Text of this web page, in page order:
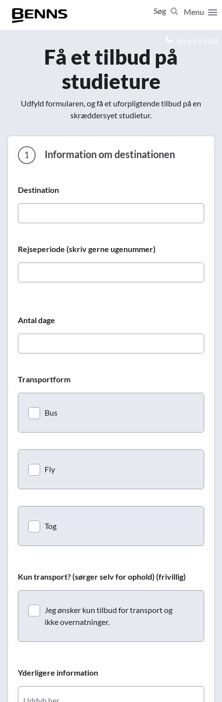
Menu
Søg
65 65 65 63
Få et tilbud på
studieture
Udfyld formularen, og få et uforpligtende tilbud på en
skræddersyet studietur.
1 Information om destinationen
Destination
Rejseperiode (skriv gerne ugenummer)
Antal dage
Transportform
Bus
Fly
Tog
Kun transport? (sørger selv for ophold) (frivillig)
Jeg ønsker kun tilbud for transport og
ikke overnatninger.
Yderligere information
Luk
Vis resultater for: Alle
Firma- og temarejser
Studierejser